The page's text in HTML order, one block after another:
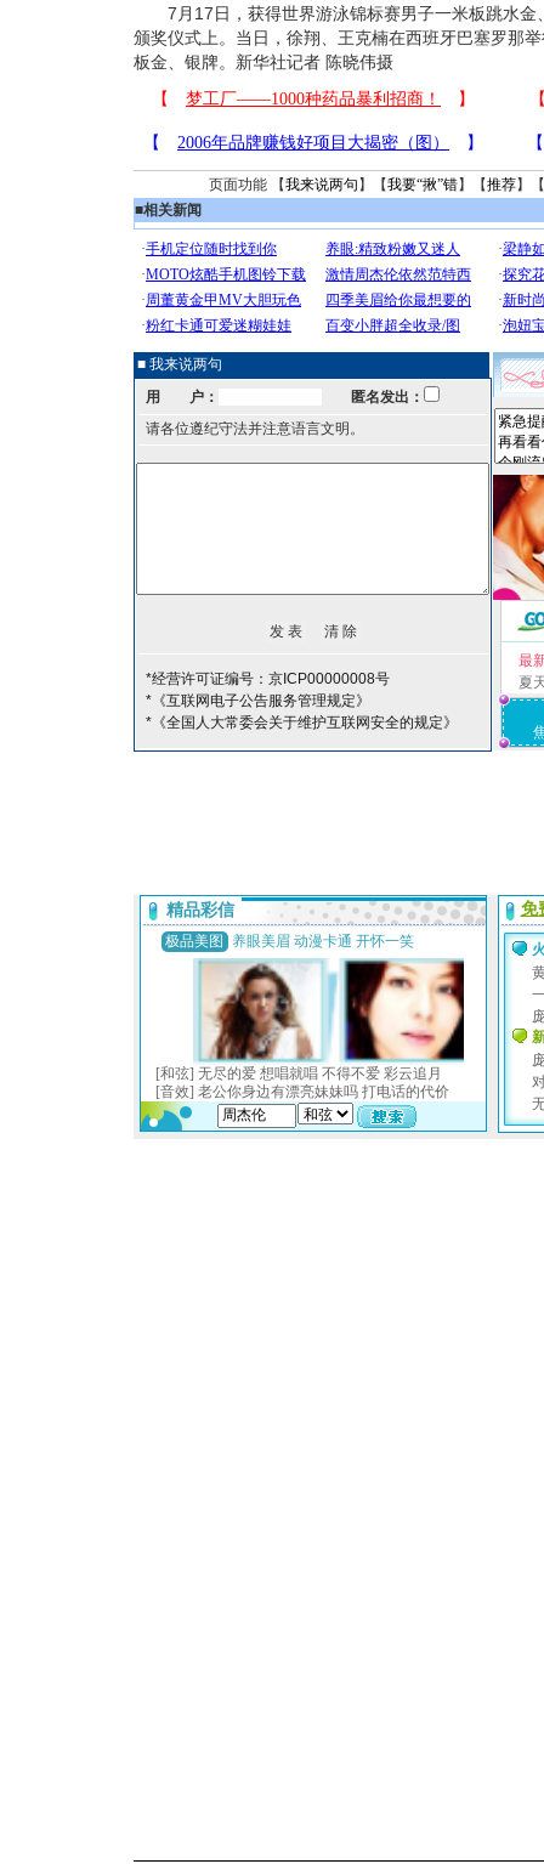
7月17日，获得世界游泳锦标赛男子一米板跳水金
颁奖仪式上。当日，徐翔、王克楠在西班牙巴塞罗那
板金、银牌。新华社记者 陈晓伟摄
页面功能 【我来说两句 】【我要“揪”错】【推荐】
■相关新闻
■ 我来说两句
用 户：
匿名发出：
请各位遵纪守法并注意语言文明。
*经营许可证编号：京ICP00000008号
*《互联网电子公告服务管理规定》
*《全国人大常委会关于维护互联网安全的规定》
最
夏